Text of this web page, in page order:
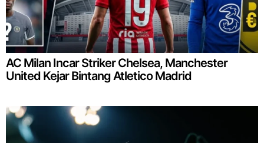
AC Milan Incar Striker Chelsea, Manchester
United Kejar Bintang Atletico Madrid